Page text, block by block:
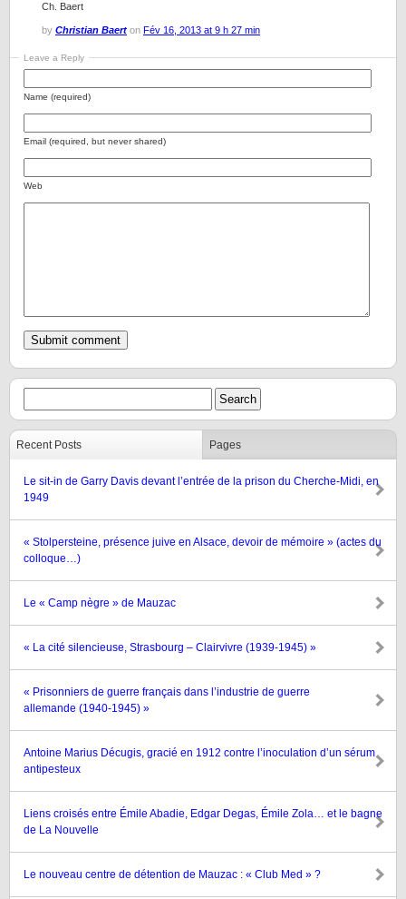
Ch. Baert
by Christian Baert on Fév 16, 2013 at 9 h 27 min
Leave a Reply
Name (required)
Email (required, but never shared)
Web
Recent Posts Pages
Le sit-in de Garry Davis devant l’entrée de la prison du Cherche-Midi, en
1949
« Stolpersteine, présence juive en Alsace, devoir de mémoire » (actes du
colloque…)
Le « Camp nègre » de Mauzac
« La cité silencieuse, Strasbourg – Clairvivre (1939-1945) »
« Prisonniers de guerre français dans l’industrie de guerre
allemande (1940-1945) »
Antoine Marius Décugis, gracié en 1912 contre l’inoculation d’un sérum
antipesteux
Liens croisés entre Émile Abadie, Edgar Degas, Émile Zola… et le bagne
de La Nouvelle
Le nouveau centre de détention de Mauzac : « Club Med » ?